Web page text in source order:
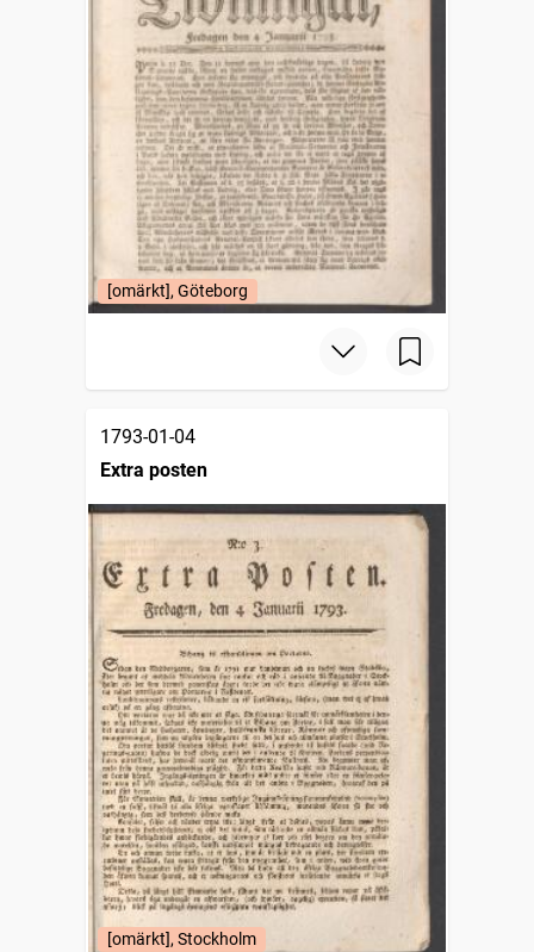
[omärkt], Göteborg
1793-01-04
Extra posten
[omärkt], Stockholm